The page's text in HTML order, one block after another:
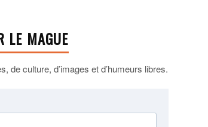
LE MAGUE
de culture, d’images et d’humeurs libres.